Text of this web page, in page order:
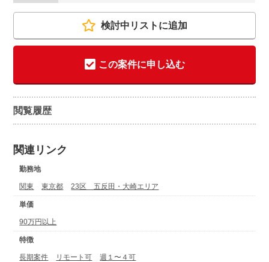
検討中リストに追加
この案件に申し込む
閲覧履歴
関連リンク
勤務地
関東 東京都 23区 五反田・大崎エリア
単価
90万円以上
特徴
長期案件 リモート可 週１〜４可